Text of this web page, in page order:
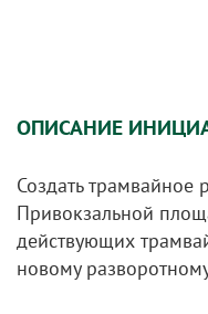
ОПИСАНИЕ
Создать трамвайное
Привокзальной
действующих
новому